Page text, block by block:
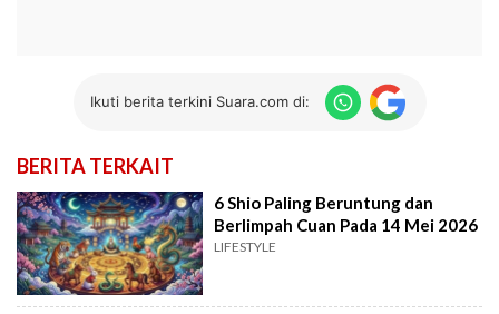
Ikuti berita terkini Suara.com di:
BERITA TERKAIT
6 Shio Paling Beruntung dan
Berlimpah Cuan Pada 14 Mei 2026
LIFESTYLE